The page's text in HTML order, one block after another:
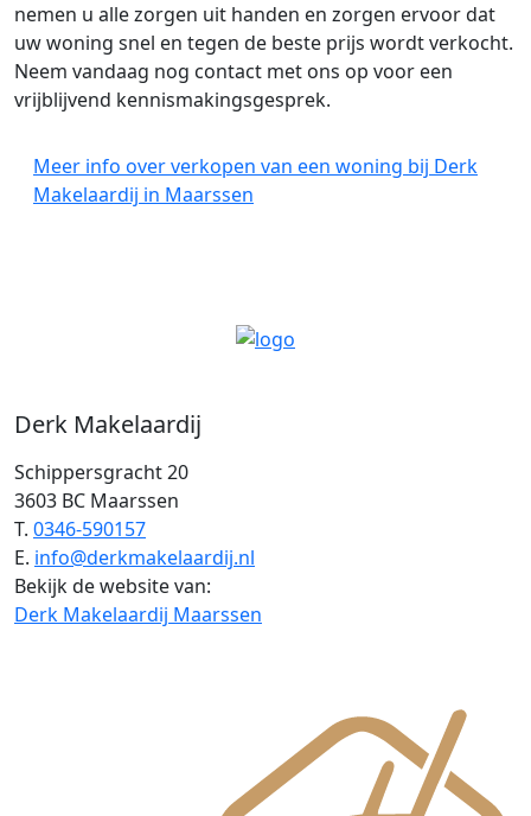
Derk Makelaardij
Schippersgracht 20
3603 BC Maarssen
T. 0346-590157
E. info@derkmakelaardij.nl
Bekijk de website van:
Derk Makelaardij Maarssen
nemen u alle zorgen uit handen en zorgen ervoor dat
uw woning snel en tegen de beste prijs wordt verkocht.
Neem vandaag nog contact met ons op voor een
vrijblijvend kennismakingsgesprek.
Meer info over verkopen van een woning bij Derk
Makelaardij in Maarssen